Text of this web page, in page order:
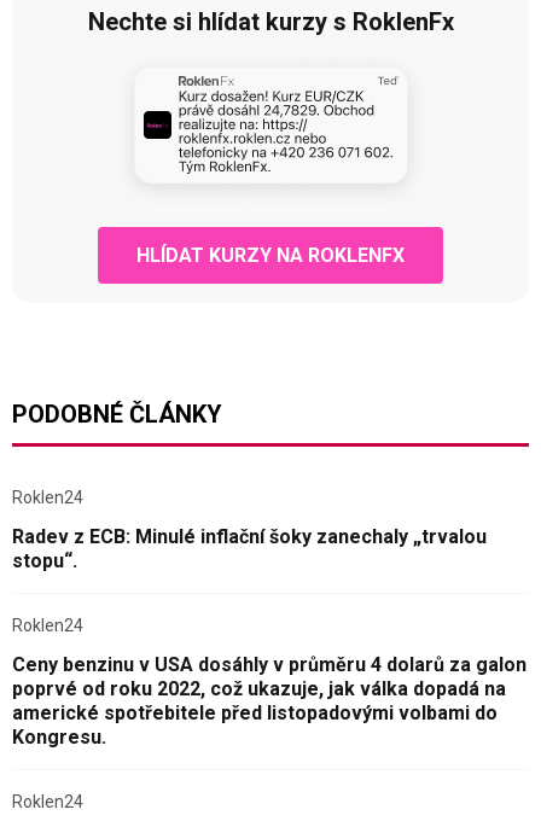
Nechte si hlídat kurzy s RoklenFx
HLÍDAT KURZY NA ROKLENFX
PODOBNÉ ČLÁNKY
Roklen24
Radev z ECB: Minulé inflační šoky zanechaly „trvalou
stopu“.
Roklen24
Ceny benzinu v USA dosáhly v průměru 4 dolarů za galon
poprvé od roku 2022, což ukazuje, jak válka dopadá na
americké spotřebitele před listopadovými volbami do
Kongresu.
Roklen24